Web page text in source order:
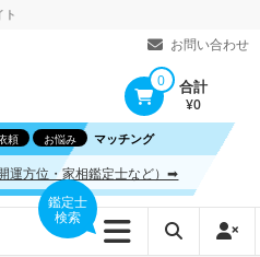
お問い合わせ
0 合計
¥0
頼 お悩み マッチング
開運方位・家相鑑定士など）➡
鑑定士
検索